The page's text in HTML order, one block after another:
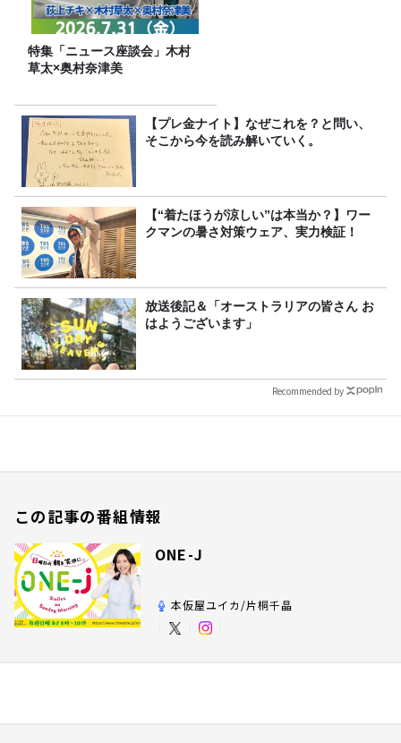
特集「ニュース座談会」木村
草太×奥村奈津美
【プレ金ナイト】なぜこれを？と問い、
そこから今を読み解いていく。
【“着たほうが涼しい”は本当か？】ワー
クマンの暑さ対策ウェア、実力検証！
放送後記＆「オーストラリアの皆さん お
はようございます」
Recommended by
この記事の番組情報
ONE-J
本仮屋ユイカ/片桐千晶